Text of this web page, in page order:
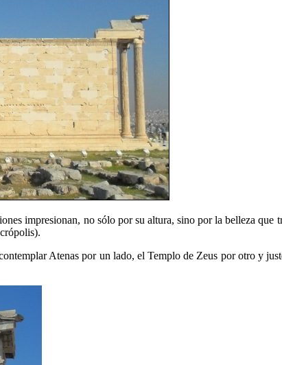
impresionan, no sólo por su altura, sino por la belleza que
Atenas por un lado, el Templo de Zeus por otro y